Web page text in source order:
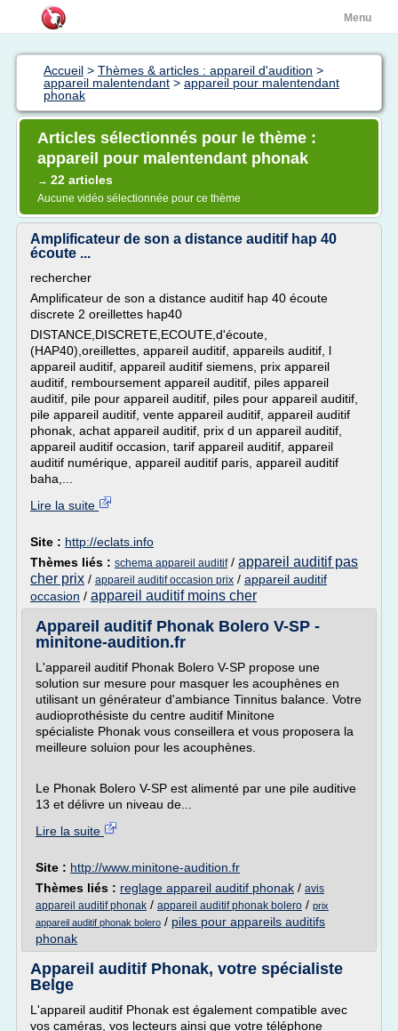
Menu
Accueil > Thèmes & articles : appareil d'audition >
appareil malentendant > appareil pour malentendant
phonak
Articles sélectionnés pour le thème :
appareil pour malentendant phonak
→ 22 articles
Aucune vidéo sélectionnée pour ce thème
Amplificateur de son a distance auditif hap 40
écoute ...
rechercher
Amplificateur de son a distance auditif hap 40 écoute
discrete 2 oreillettes hap40
DISTANCE,DISCRETE,ECOUTE,d'écoute,
(HAP40),oreillettes, appareil auditif, appareils auditif, l
appareil auditif, appareil auditif siemens, prix appareil
auditif, remboursement appareil auditif, piles appareil
auditif, pile pour appareil auditif, piles pour appareil auditif,
pile appareil auditif, vente appareil auditif, appareil auditif
phonak, achat appareil auditif, prix d un appareil auditif,
appareil auditif occasion, tarif appareil auditif, appareil
auditif numérique, appareil auditif paris, appareil auditif
baha,...
Lire la suite
Site : http://eclats.info
Thèmes liés : schema appareil auditif/ appareil auditif pas
cher prix / appareil auditif occasion prix / appareil auditif
occasion / appareil auditif moins cher
Appareil auditif Phonak Bolero V-SP -
minitone-audition.fr
L'appareil auditif Phonak Bolero V-SP propose une
solution sur mesure pour masquer les acouphènes en
utilisant un générateur d'ambiance Tinnitus balance. Votre
audioprothésiste du centre auditif Minitone
spécialiste Phonak vous conseillera et vous proposera la
meilleure soluion pour les acouphènes.
Le Phonak Bolero V-SP est alimenté par une pile auditive
13 et délivre un niveau de...
Lire la suite
Site : http://www.minitone-audition.fr
Thèmes liés : reglage appareil auditif phonak / avis
appareil auditif phonak / appareil auditif phonak bolero / prix
appareil auditif phonak bolero / piles pour appareils auditifs
phonak
Appareil auditif Phonak, votre spécialiste
Belge
L'appareil auditif Phonak est également compatible avec
vos caméras, vos lecteurs ainsi que votre téléphone